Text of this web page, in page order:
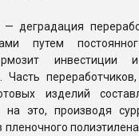
деградация
путем
инвестиции и
Часть
изделий
на это, производя
пленочного